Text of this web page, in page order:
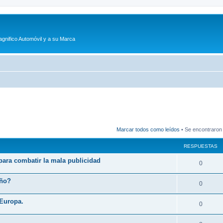
Automóvil y a su Marca
Marcar todos como leídos • Se
RESPUESTAS
combatir la mala publicidad 0R
e
p
u
0R
e
0R
e